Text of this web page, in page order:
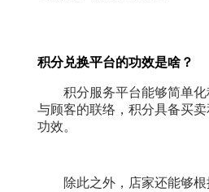
积分兑换平台的功效是啥？
积分服务平台能够简单
与顾客的联络，积分具备买
功效。
除此之外，店家还能够